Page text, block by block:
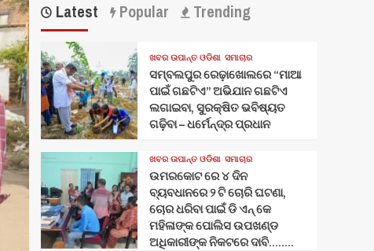
Latest Popular Trending
ଖବର ଉପାନ୍ତ ଓଡିଶା ସମାଚାର
ସମ୍ବଲପୁର ରେଢ଼ାଖୋଲରେ “ମାଆ
ପାଇଁ ଗଛଟିଏ” ଅଭିଯାନ ଗଛଟିଏ
ଲଗାଇବା, ସୁରକ୍ଷିତ ଭବିଷ୍ୟତ
ଗଢ଼ିବା – ଧର୍ମେନ୍ଦ୍ର ପ୍ରଧାନ
ଖବର ଉପାନ୍ତ ଓଡିଶା ସମାଚାର
ଉମରକୋଟ ରେ ୪ ଦିନ
ବ୍ୟବଧାନରେ ୨ ଟି ଚୋରି ଘଟଣା,
ଚୋର ଧରିବା ପାଇଁ ଡି ଏନ୍ କେ
ମହିଳାଙ୍କ ପୋଲିସ ଉପଖଣ୍ଡ
ଅଧିକାରୀଙ୍କ ନିକଟରେ ଦାବି……..